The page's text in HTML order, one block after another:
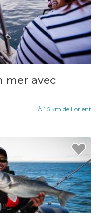
mer avec
À 1.5 km de Lorient